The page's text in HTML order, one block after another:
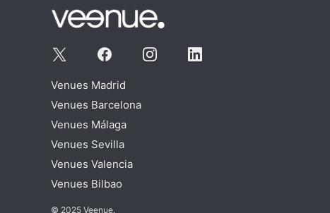
Venues Madrid
Venues Barcelona
Venues Málaga
Venues Sevilla
Venues Valencia
Venues Bilbao
© 2025 Veenue.